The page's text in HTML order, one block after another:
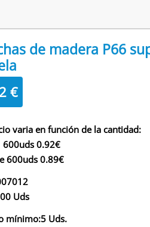
de madera P66
€
varia en función de la cantidad:
0.92€
600uds 0.89€
Uds
mínimo:5 Uds.